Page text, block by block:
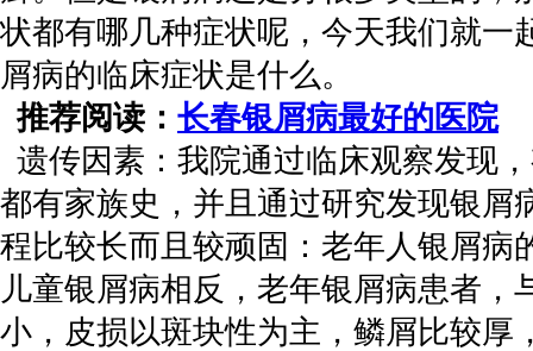
状都有哪几种症状呢，今天我们就一
屑病的临床症状是什么。
推荐阅读： 长春银屑病最好的医院
遗传因素：我院通过临床观察发现
都有家族史，并且通过研究发现银屑
程比较长而且较顽固：老年人银屑病
儿童银屑病相反，老年银屑病患者，
小，皮损以斑块性为主，鳞屑比较厚